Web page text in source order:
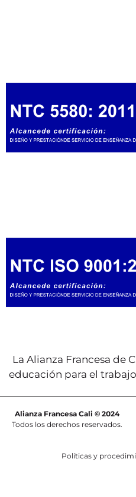
La Alianza Francesa de
educación para el
Alianza Francesa Cali © 2024
Todos los derechos reservados.
Políticas y